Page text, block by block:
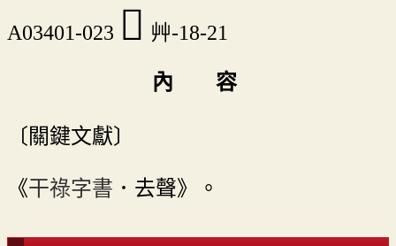
A03401-023 󴺙 艸-18-21
內 容
〔關鍵文獻〕
《干祿字書 ．去聲》。